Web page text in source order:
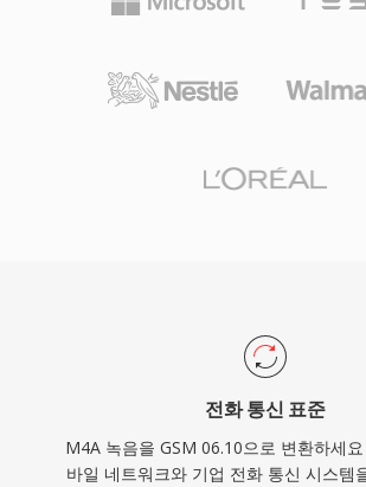
전화 통신 표준
M4A 녹음을 GSM 06.10으로 변환하세
바일 네트워크와 기업 전화 통신 시스템